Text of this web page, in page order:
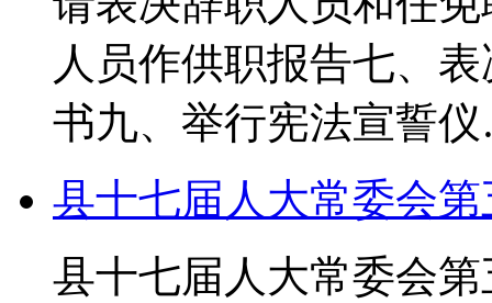
人员作供职报告七、
书九、举行宪法宣誓
县十七届人大常委会
县十七届人大常委会